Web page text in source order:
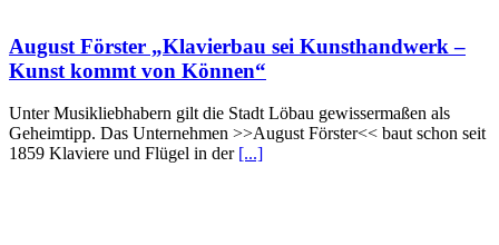
August Förster „Klavierbau sei Kunsthandwerk –
Kunst kommt von Können“
Unter Musikliebhabern gilt die Stadt Löbau gewissermaßen als
Geheimtipp. Das Unternehmen >>August Förster<< baut schon seit
1859 Klaviere und Flügel in der [...]